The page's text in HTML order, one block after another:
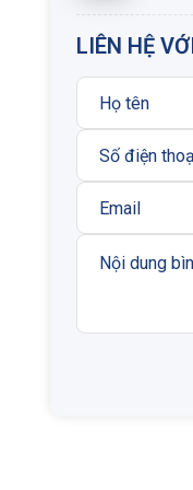
LIÊN HỆ